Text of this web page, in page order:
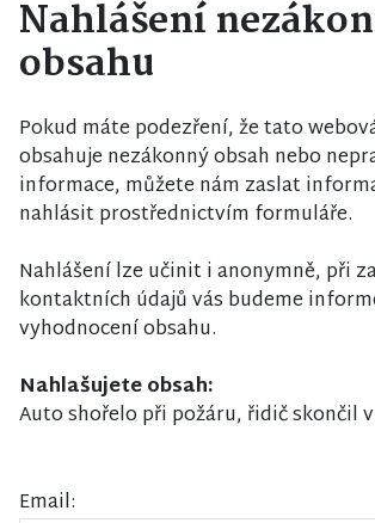
Nahlášení
obsahu
Pokud máte podezření, že tato
obsahuje nezákonný obsah nebo
informace, můžete nám zaslat
nahlásit prostřednictvím formuláře.
Nahlášení lze učinit i anonymně, při
kontaktních údajů vás budeme
vyhodnocení obsahu.
Nahlašujete obsah:
Auto shořelo při požáru, řidič skončil
Email: